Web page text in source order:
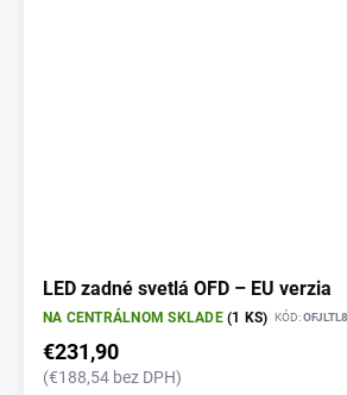
LED zadné svetlá OFD – EU verzia
NA CENTRÁLNOM SKLADE(1 KS) KÓD:
€231,90
(€188,54 bez DPH)